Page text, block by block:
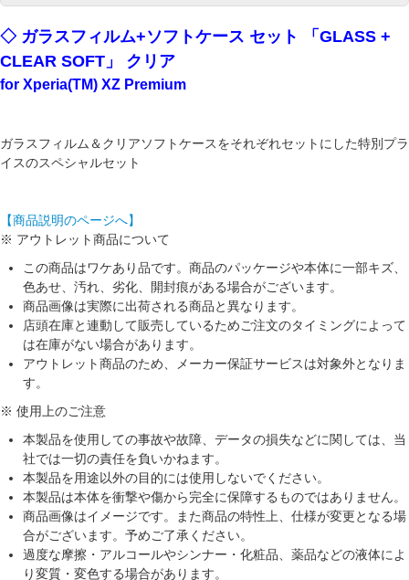
◇ ガラスフィルム+ソフトケース セット 「GLASS +
CLEAR SOFT」 クリア
for Xperia(TM) XZ Premium
ガラスフィルム＆クリアソフトケースをそれぞれセットにした特別プラ
イスのスペシャルセット
【商品説明のページへ】
※ アウトレット商品について
この商品はワケあり品です。商品のパッケージや本体に一部キズ、
色あせ、汚れ、劣化、開封痕がある場合がございます。
商品画像は実際に出荷される商品と異なります。
店頭在庫と連動して販売しているためご注文のタイミングによって
は在庫がない場合があります。
アウトレット商品のため、メーカー保証サービスは対象外となりま
す。
※ 使用上のご注意
本製品を使用しての事故や故障、データの損失などに関しては、当
社では一切の責任を負いかねます。
本製品を用途以外の目的には使用しないでください。
本製品は本体を衝撃や傷から完全に保障するものではありません。
商品画像はイメージです。また商品の特性上、仕様が変更となる場
合がございます。予めご了承ください。
過度な摩擦・アルコールやシンナー・化粧品、薬品などの液体によ
り変質・変色する場合があります。